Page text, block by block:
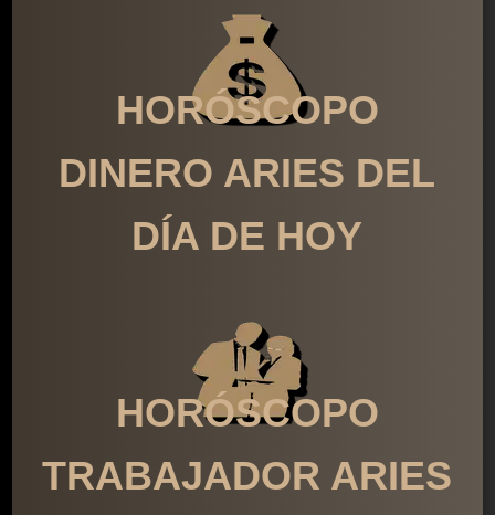
HORÓSCOPO
DINERO ARIES DEL
DÍA DE HOY
HORÓSCOPO
TRABAJADOR ARIES